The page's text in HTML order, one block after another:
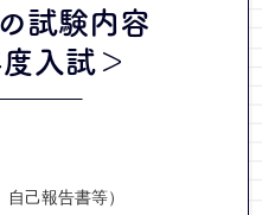
の試験内容
入試＞
己報告書等）